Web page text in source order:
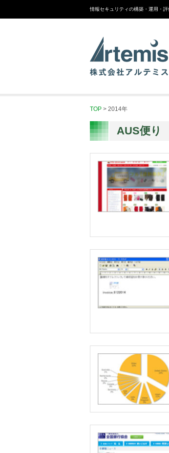
情報セキュリティの構築・運用・
TOP > 2014年
AUS便り